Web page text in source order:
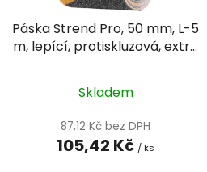
k
t
Páska Strend Pro, 50 mm, L-5
m, lepící, protiskluzová, extra
Skladem
87,12 Kč bez DPH
105,42 Kč / ks